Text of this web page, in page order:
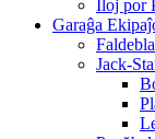
Iloj por
Garaĝa
Jack-